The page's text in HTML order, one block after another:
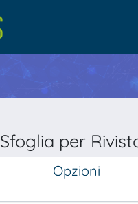
Sfoglia per
Opzioni